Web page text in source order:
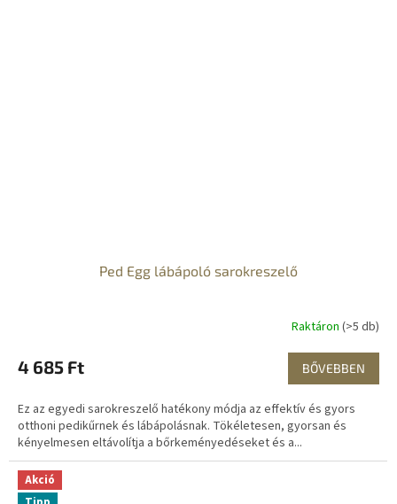
Ped Egg lábápoló sarokreszelő
Raktáron (>5 db)
4 685 Ft BŐVEBBEN
Ez az egyedi sarokreszelő hatékony módja az effektív és gyors
otthoni pedikűrnek és lábápolásnak. Tökéletesen, gyorsan és
kényelmesen eltávolítja a bőrkeményedéseket és a...
Akció